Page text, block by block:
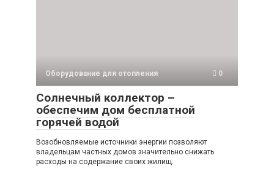
Оборудование для отопления 0
Солнечный коллектор –
обеспечим дом бесплатной
горячей водой
Возобновляемые источники энергии позволяют
владельцам частных домов значительно снижать
расходы на содержание своих жилищ.